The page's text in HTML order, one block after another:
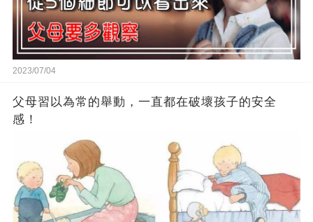
2023/07/04
父母習以為常的舉動，一直都在破壞孩子的安全
感！